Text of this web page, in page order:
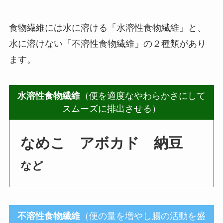
食物繊維には水に溶ける「水溶性食物繊維」と、
水に溶けない「不溶性食物繊維」の２種類があり
ます。
水溶性食物繊維 （便を適度なやわらかさにして
スムーズに排出させる）
なめこ アボカド 納豆
など
不溶性食物繊維 （便の量を増やし腸の活動を盛